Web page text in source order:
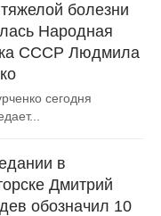
болезни
Народная
СССР Людмила
сегодня
в
Дмитрий
обозначил 10